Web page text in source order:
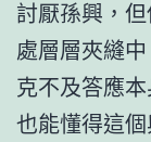
討厭孫興，
處層層夾縫
克不及答應
也能懂得這